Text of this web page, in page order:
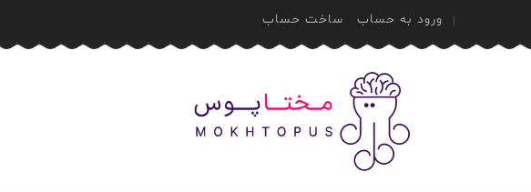
ورود به حساب ساخت حساب